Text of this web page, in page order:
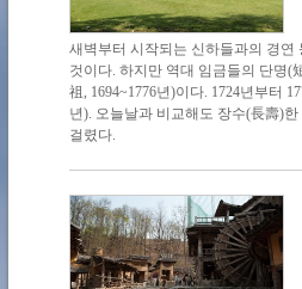
새벽부터 시작되는 신하들과의 경연
것이다. 하지만 역대 임금들의 단명(
祖, 1694~1776년)이다. 1724년부터
년). 오늘날과 비교해도 장수(長壽)
걸렸다.